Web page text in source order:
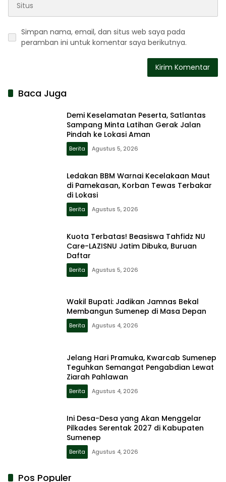
Simpan nama, email, dan situs web saya pada
peramban ini untuk komentar saya berikutnya.
Baca Juga
Demi Keselamatan Peserta, Satlantas
Sampang Minta Latihan Gerak Jalan
Pindah ke Lokasi Aman
Berita Agustus 5, 2026
Ledakan BBM Warnai Kecelakaan Maut
di Pamekasan, Korban Tewas Terbakar
di Lokasi
Berita Agustus 5, 2026
Kuota Terbatas! Beasiswa Tahfidz NU
Care-LAZISNU Jatim Dibuka, Buruan
Daftar
Berita Agustus 5, 2026
Wakil Bupati: Jadikan Jamnas Bekal
Membangun Sumenep di Masa Depan
Berita Agustus 4, 2026
Jelang Hari Pramuka, Kwarcab Sumenep
Teguhkan Semangat Pengabdian Lewat
Ziarah Pahlawan
Berita Agustus 4, 2026
Ini Desa-Desa yang Akan Menggelar
Pilkades Serentak 2027 di Kabupaten
Sumenep
Berita Agustus 4, 2026
Pos Populer